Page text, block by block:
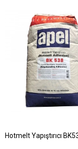
Hotmelt Yapıştırıcı